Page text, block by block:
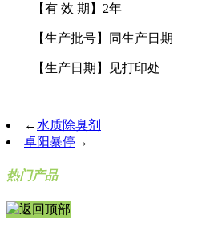
【有 效 期】2年
【生产批号】同生产日期
【生产日期】见打印处
← 水质除臭剂
卓阳暴停→
热门产品